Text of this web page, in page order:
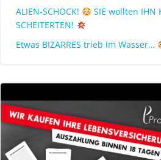
ALIEN-SCHOCK!
SIE wollten IHN
SCHEITERTEN!
Etwas BIZARRES trieb im Wasser…